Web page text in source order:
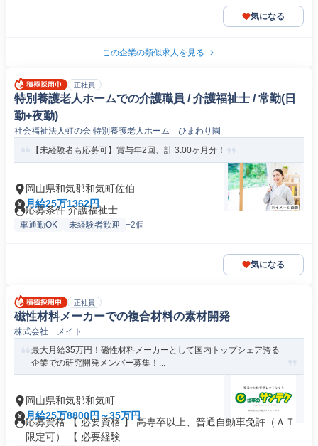
気になる
この企業の類似求人を見る
正社員
特別養護老人ホームでの介護職員 / 介護福祉士 / 常勤(日
勤+夜勤)
社会福祉法人虹の会 特別養護老人ホーム ひまわり園
【未経験者も応募可】賞与年2回、計 3.00ヶ月分！
岡山県和気郡和気町佐伯
月給25万1362円
応募条件 介護福祉士
車通勤OK 未経験者歓迎 +2個
気になる
正社員
磁性材料メーカーでの複合材料の素材開発
株式会社 メイト
最大月給35万円！磁性材料メーカーとして国内トップシェア誇る
企業での研究開発メンバー募集！...
岡山県和気郡和気町
月給25万8800円～35万円
応募資格 【 必要資格 】 高専卒以上、普通自動車免許（ＡＴ
限定可） 【 必要経験 ...